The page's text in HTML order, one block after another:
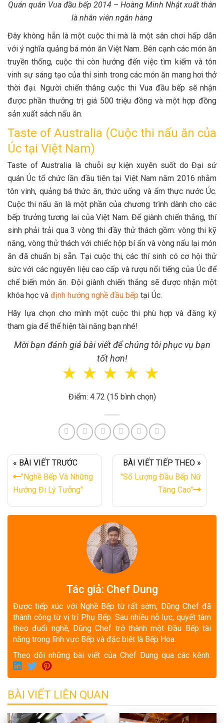
Quán quân Vua đầu bếp 2014 – Hoàng Minh Nhật xuất thân
là nhân viên ngân hàng
Đây không hẳn là một cuộc thi mà là một sân chơi hấp dẫn
với ý nghĩa quảng bá món ăn Việt Nam. Bên cạnh các món ăn
truyền thống, cuộc thi còn hướng đến việc tìm kiếm và tôn
vinh sự sáng tạo của thí sinh trong các món ăn mang hơi thở
thời đại. Người chiến thắng cuộc thi Vua đầu bếp sẽ nhận
được phần thưởng trị giá 500 triệu đồng và một hợp đồng
sản xuất sách nấu ăn.
Taste of Australia (Cuộc thi nấu ăn của
Úc tại Việt Nam)
Taste of Australia là chuỗi sự kiện xuyên suốt do Đại sứ
quán Úc tổ chức lần đầu tiên tại Việt Nam năm 2016 nhằm
tôn vinh, quảng bá thức ăn, thức uống và ẩm thực nước Úc.
Cuộc thi nấu ăn là một phần của chương trình dành cho các
bếp trưởng tương lai của Việt Nam. Để giành chiến thắng, thí
sinh phải trải qua 3 vòng thi đầy thử thách gồm: vòng thi kỹ
năng, vòng thử thách với chiếc hộp bí ẩn và vòng nấu lại món
ăn đã chuẩn bị sẵn. Tại cuộc thi, các thí sinh có cơ hội thử
sức với các nguyên liệu cao cấp và rượu nổi tiếng của Úc để
chế biến món ăn. Đội giành chiến thắng sẽ được nhận một
khóa học và định hướng nghề đầu bếp tại Úc.
Hãy lựa chọn cho mình một cuộc thi phù hợp và đăng ký
tham gia để thể hiện tài năng bạn nhé!
Mời bạn đánh giá bài viết để chúng tôi phục vụ bạn
tốt hơn!
☆
☆
☆
☆
☆
Điểm: 4.72 (15 bình chọn)
« BÀI VIẾT TRƯỚC
"Nghề Bếp Và Những
Hướng Đi Lý Tưởng"
BÀI VIẾT TIẾP THEO »
"Số Lượng Đầu Bếp Nữ
Tăng Cao"
Tác giả: Chef Dung
Được tiếp xúc với Nghề Bếp từ rất sớm, Dũng Chef đã
thành công từ vị trí Phụ Bếp. Sau nhiều nỗ lực, quyết tâm
theo đuổi nghề, Dũng Chef trở thành một Đầu Bếp tài
năng trong lĩnh vực Bếp và đặc biệt là Bếp Hoa.
Theo dõi những bài viết của Chef Dung qua các kênh:
BÀI VIẾT LIÊN QUAN